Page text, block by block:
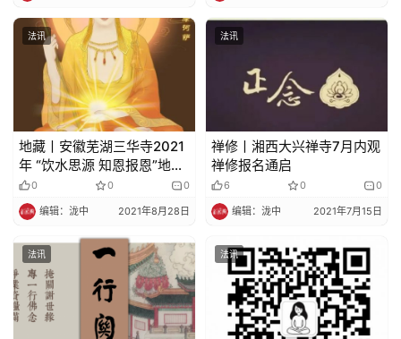
法讯
地藏丨安徽芜湖三华寺2021
年 “饮水思源 知恩报恩”地藏
七学修活动法讯
0 0 0
编辑：泷中 2021年8月28日
法讯
禅修丨湘西大兴禅寺7月内观
禅修报名通启
6 0 0
编辑：泷中 2021年7月15日
法讯 法讯